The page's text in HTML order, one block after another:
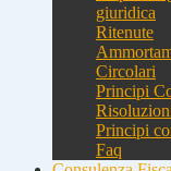
giuridica
Ritenute
Circolari
Principi
Principi
Faq